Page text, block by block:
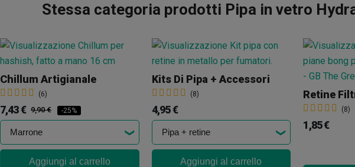
Stessa categoria prodotti Pipa in vetro
Chillum Artigianale
(6)
7,43 € 9,90 € -25%
Aggiungi al carrello
Kits Di Pipa + Accessori
(8)
4,95 €
Aggiungi al carrello
Retine
(8)
1,85 €